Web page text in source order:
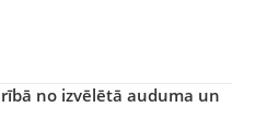
no izvēlētā auduma un